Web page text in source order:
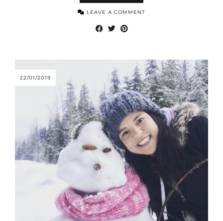
LEAVE A COMMENT
22/01/2019